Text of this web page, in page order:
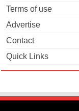
Terms of use
Advertise
Contact
Quick Links